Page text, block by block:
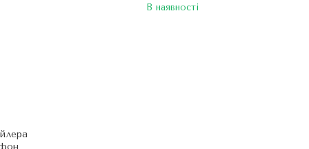
В наявності